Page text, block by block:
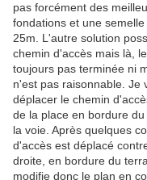
pas forcément des
fondations et une
25m. L'autre solution
chemin d'accès mais là,
toujours pas terminée ni
n'est pas raisonnable. Je
déplacer le chemin
de la place en bordure
la voie. Après quelques
d'accès est déplacé
droite, en bordure du
modifie donc le plan en